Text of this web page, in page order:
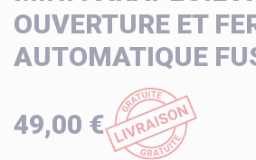
OUVERTURE ET
AUTOMATIQUE
49,00 €